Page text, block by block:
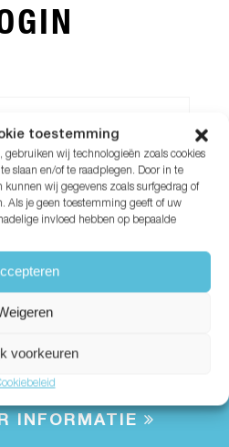
toestemming
gebruiken wij technologieën zoals cookies
slaan en/of te raadplegen. Door in te
wij gegevens zoals surfgedrag of
Als je geen toestemming geeft of uw
invloed hebben op bepaalde
voorkeuren
INFORMATIE